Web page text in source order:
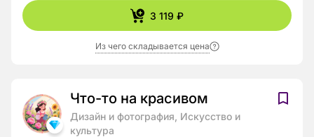
3 119 ₽
Из чего складывается цена
Что-то на красивом
Дизайн и фотография, Искусство и
культура